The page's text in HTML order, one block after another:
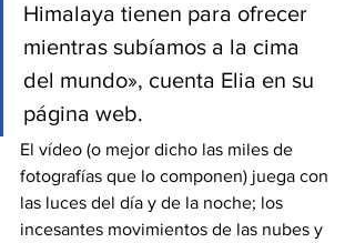
Himalaya tienen para ofrecer
mientras subíamos a la cima
del mundo», cuenta Elia en su
página web.
El vídeo (o mejor dicho las miles de
fotografías que lo componen) juega con
las luces del día y de la noche; los
incesantes movimientos de las nubes y